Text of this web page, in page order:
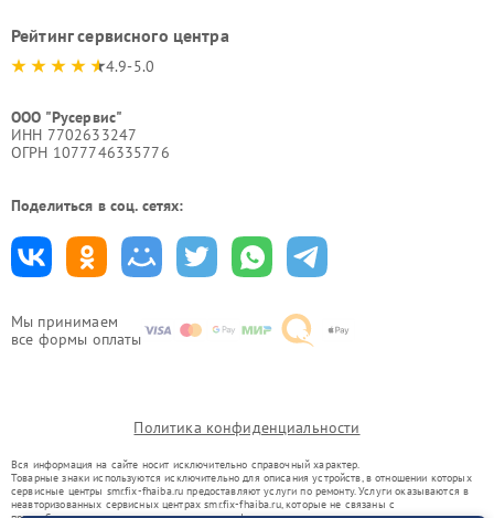
Мы принимаем
все формы оплаты
Рейтинг сервисного центра
4.9-5.0
ООО "Русервис"
ИНН 7702633247
ОГРН 1077746335776
Поделиться в соц. сетях:
Политика конфиденциальности
Вся информация на сайте носит исключительно справочный характер.
Товарные знаки используются исключительно для описания устройств, в отношении которых
сервисные центры smr.fix-fhaiba.ru предоставляют услуги по ремонту. Услуги оказываются в
неавторизованных сервисных центрах smr.fix-fhaiba.ru, которые не связаны с